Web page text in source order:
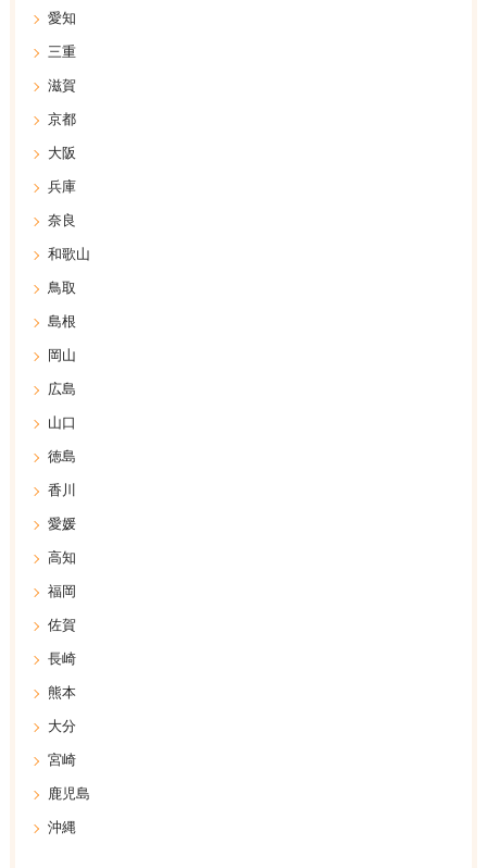
愛知
三重
滋賀
京都
大阪
兵庫
奈良
和歌山
鳥取
島根
岡山
広島
山口
徳島
香川
愛媛
高知
福岡
佐賀
長崎
熊本
大分
宮崎
鹿児島
沖縄